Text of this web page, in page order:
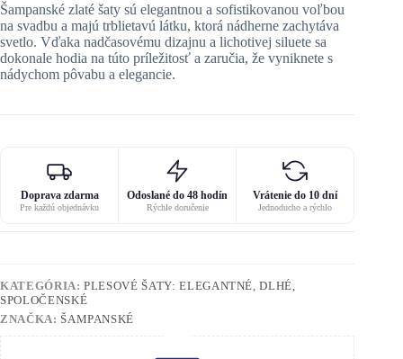
Šampanské zlaté šaty sú elegantnou a sofistikovanou voľbou
na svadbu a majú trblietavú látku, ktorá nádherne zachytáva
svetlo. Vďaka nadčasovému dizajnu a lichotivej siluete sa
dokonale hodia na túto príležitosť a zaručia, že vyniknete s
nádychom pôvabu a elegancie.
Doprava zdarma
Pre každú objednávku
Odoslané do 48 hodín
Rýchle doručenie
Vrátenie do 10 dní
Jednoducho a rýchlo
KATEGÓRIA:PLESOVÉ ŠATY: ELEGANTNÉ, DLHÉ,
SPOLOČENSKÉ
ZNAČKA: ŠAMPANSKÉ